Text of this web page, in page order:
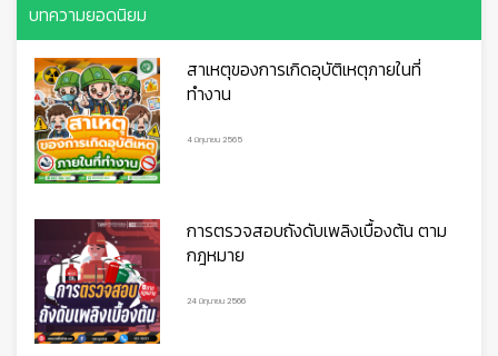
บทความยอดนิยม
สาเหตุของการเกิดอุบัติเหตุภายในที่
ทำงาน
4 มิถุนายน 2565
การตรวจสอบถังดับเพลิงเบื้องต้น ตาม
กฎหมาย
24 มิถุนายน 2566